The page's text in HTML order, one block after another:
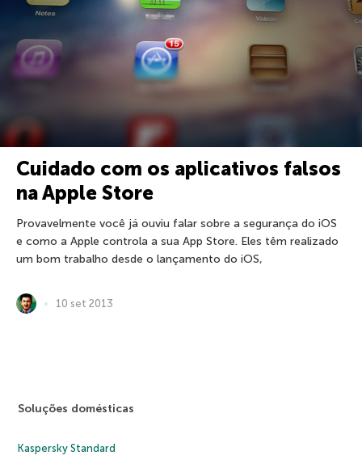
Cuidado com os aplicativos falsos
na Apple Store
Provavelmente você já ouviu falar sobre a segurança do iOS
e como a Apple controla a sua App Store. Eles têm realizado
um bom trabalho desde o lançamento do iOS,
10 set 2013
Soluções domésticas
Kaspersky Standard